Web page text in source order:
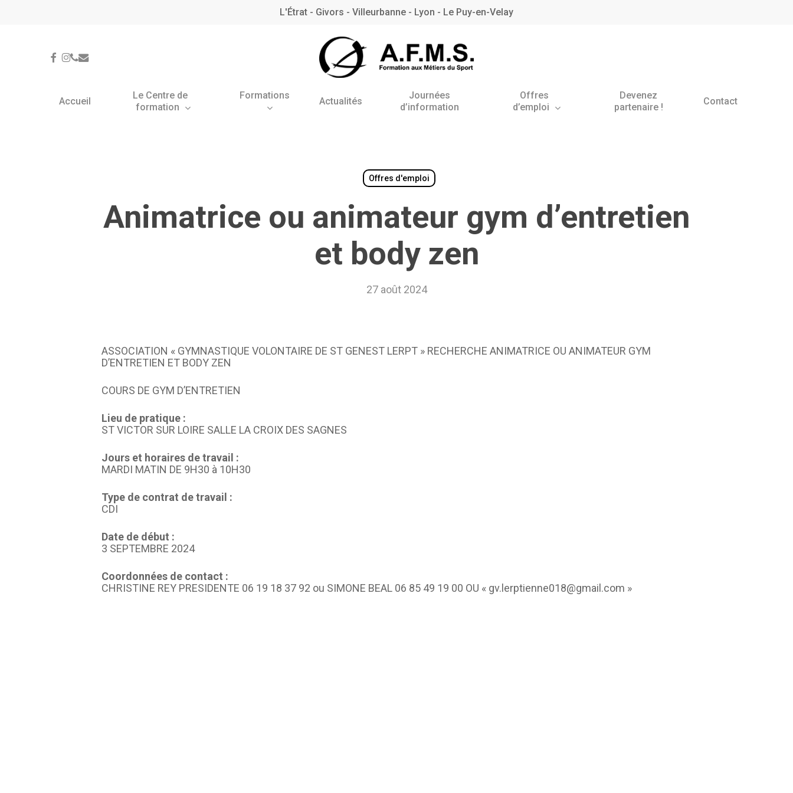
L'Étrat - Givors - Villeurbanne - Lyon - Le Puy-en-Velay
facebook
instagram
phone
email
Accueil
Le Centre de
formation
Formations
– Rhône
BNSSA
BPJEPS AAN
quinquennal des Maîtres-
Actualités
Journées
d’information
Offres
d’emploi
Devenez
partenaire !
Contact
Offres d'emploi
Animatrice ou animateur gym d’entretien
et body zen
27 août 2024
ASSOCIATION « GYMNASTIQUE VOLONTAIRE DE ST GENEST LERPT » RECHERCHE ANIMATRICE OU ANIMATEUR GYM
D’ENTRETIEN ET BODY ZEN
COURS DE GYM D’ENTRETIEN
Lieu de pratique :
ST VICTOR SUR LOIRE SALLE LA CROIX DES SAGNES
Jours et horaires de travail :
MARDI MATIN DE 9H30 à 10H30
Type de contrat de travail :
CDI
Date de début :
3 SEPTEMBRE 2024
Coordonnées de contact :
CHRISTINE REY PRESIDENTE 06 19 18 37 92 ou SIMONE BEAL 06 85 49 19 00 OU « gv.lerptienne018@gmail.com »